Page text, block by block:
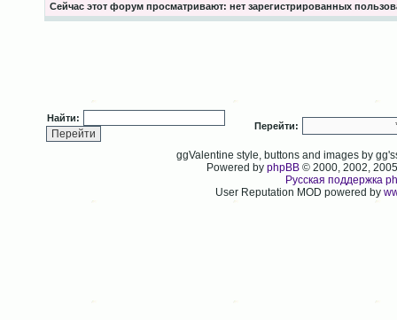
Сейчас этот форум просматривают: нет зарегистрированных
Найти:
Перейти:
ggValentine style, buttons and images by
Powered byphpBB © 2000, 2002,
Русская поддержка
User Reputation MOD powered by